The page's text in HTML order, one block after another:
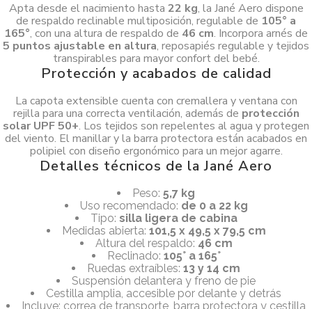
Apta desde el nacimiento hasta 22 kg, la Jané Aero dispone
de respaldo reclinable multiposición, regulable de 105° a
165°, con una altura de respaldo de 46 cm. Incorpora arnés de
5 puntos ajustable en altura, reposapiés regulable y tejidos
transpirables para mayor confort del bebé.
Protección y acabados de calidad
La capota extensible cuenta con cremallera y ventana con
rejilla para una correcta ventilación, además de protección
solar UPF 50+. Los tejidos son repelentes al agua y protegen
del viento. El manillar y la barra protectora están acabados en
polipiel con diseño ergonómico para un mejor agarre.
Detalles técnicos de la Jané Aero
Peso: 5,7 kg
Uso recomendado: de 0 a 22 kg
Tipo: silla ligera de cabina
Medidas abierta: 101,5 x 49,5 x 79,5 cm
Altura del respaldo: 46 cm
Reclinado: 105° a 165°
Ruedas extraíbles: 13 y 14 cm
Suspensión delantera y freno de pie
Cestilla amplia, accesible por delante y detrás
Incluye: correa de transporte, barra protectora y cestilla